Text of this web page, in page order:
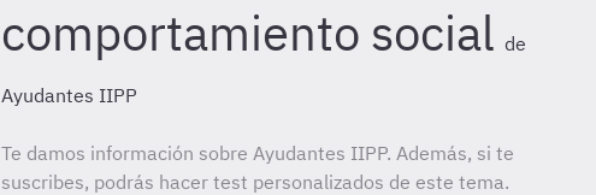
comportamiento social de
Ayudantes IIPP
Te damos información sobre Ayudantes IIPP. Además, si te
suscribes, podrás hacer test personalizados de este tema.